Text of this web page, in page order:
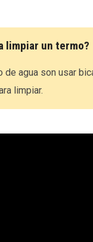
limpiar un termo?
agua son usar
limpiar.